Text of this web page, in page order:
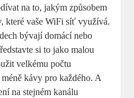
na to, jakým způsobem
které vaše WiFi síť využívá.
bývají domácí nebo
si to jako malou
velkému počtu
kávy pro každého. A
na stejném kanálu